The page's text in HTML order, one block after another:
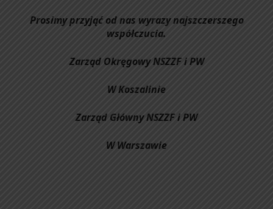
Prosimy przyjąć od nas wyrazy najszczerszego
współczucia.
Zarząd Okręgowy NSZZF i PW
W Koszalinie
Zarząd Główny NSZZF i PW
W Warszawie